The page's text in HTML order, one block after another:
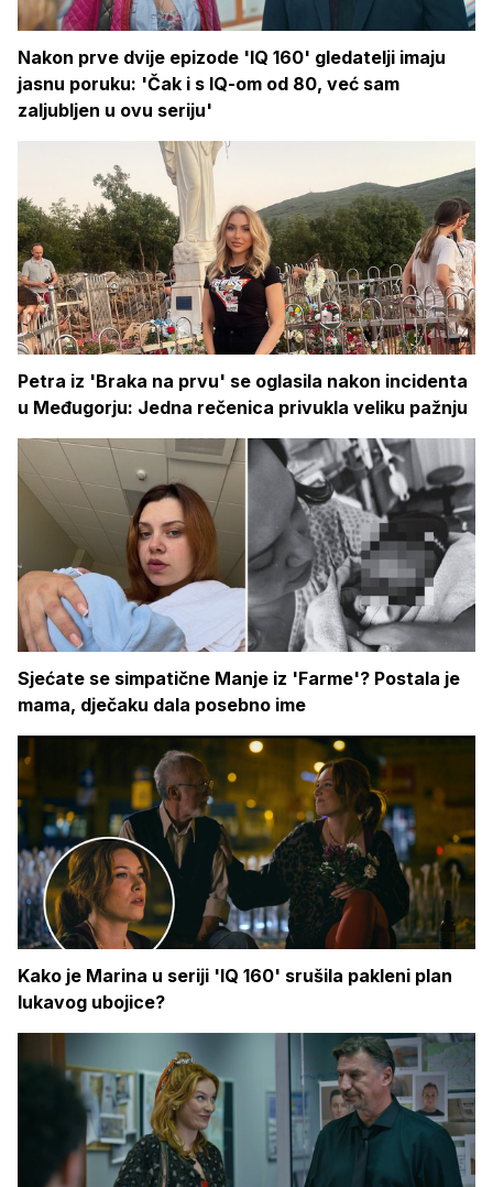
Nakon prve dvije epizode 'IQ 160' gledatelji imaju
jasnu poruku: 'Čak i s IQ-om od 80, već sam
zaljubljen u ovu seriju'
Petra iz 'Braka na prvu' se oglasila nakon incidenta
u Međugorju: Jedna rečenica privukla veliku pažnju
Sjećate se simpatične Manje iz 'Farme'? Postala je
mama, dječaku dala posebno ime
Kako je Marina u seriji 'IQ 160' srušila pakleni plan
lukavog ubojice?